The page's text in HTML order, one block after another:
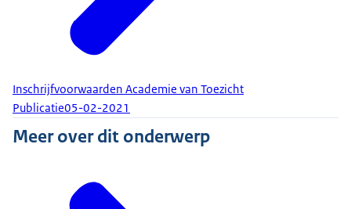
Inschrijfvoorwaarden Academie van Toezicht
Publicatie05-02-2021
Meer over dit onderwerp